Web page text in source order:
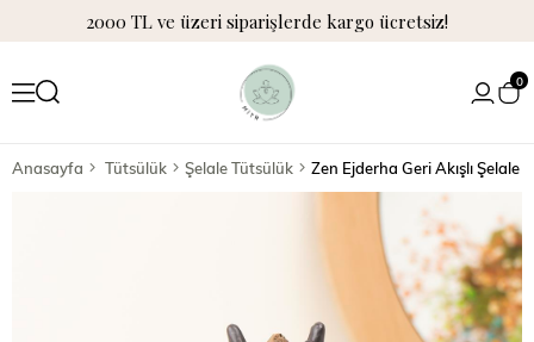
2000 TL ve üzeri siparişlerde kargo ücretsiz!
0
Anasayfa Tütsülük Şelale Tütsülük Zen Ejderha Geri Akışlı Şelale